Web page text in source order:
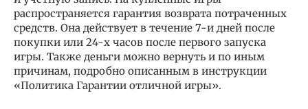
распространяется гарантия возврата потраченных
средств. Она действует в течение 7-и дней после
покупки или 24-х часов после первого запуска
игры. Также деньги можно вернуть и по иным
причинам, подробно описанным в инструкции
«Политика Гарантии отличной игры».